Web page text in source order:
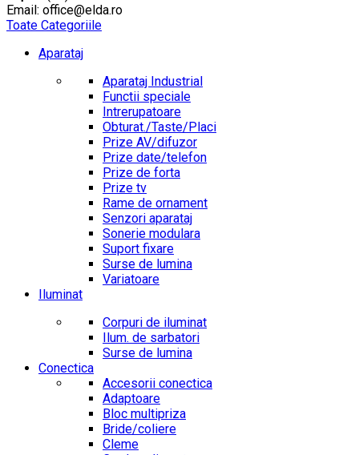
Email: office@elda.ro
Toate Categoriile
Aparataj
Aparataj Industrial
Functii speciale
Intrerupatoare
Obturat./Taste/Placi
Prize AV/difuzor
Prize date/telefon
Prize de forta
Prize tv
Rame de ornament
Senzori aparataj
Sonerie modulara
Suport fixare
Surse de lumina
Variatoare
Iluminat
Corpuri de iluminat
Ilum. de sarbatori
Surse de lumina
Conectica
Accesorii conectica
Adaptoare
Bloc multipriza
Bride/coliere
Cleme